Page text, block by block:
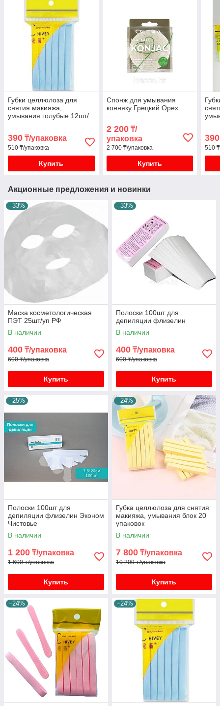
Губки целлюлоза для
снятия макияжа,
умывания голубые 12шт/
390 ₸/упаковка
510 ₸/упаковка
Купить
Спонж для умывания
конняку Грецкий Орех
2 200₸/
упаковка
2 700 ₸/упаковка
Купить
390
510
Акционные предложения и новинки
–33%
Маска косметологическая
ПЭТ 25шт/уп РФ
В наличии
400 ₸/упаковка
600 ₸/упаковка
Купить
–33%
Полоски 100шт для
депиляции флизелин
В наличии
400 ₸/упаковка
600 ₸/упаковка
Купить
–25%
Полоски 100шт для
депиляции флизелин Эконом
Чистовье
В наличии
1 200 ₸/упаковка
1 600 ₸/упаковка
Купить
–24%
Губка целлюлоза для снятия
макияжа, умывания блок 20
упаковок
В наличии
7 800 ₸/упаковка
10 200 ₸/упаковка
Купить
–24% –24%